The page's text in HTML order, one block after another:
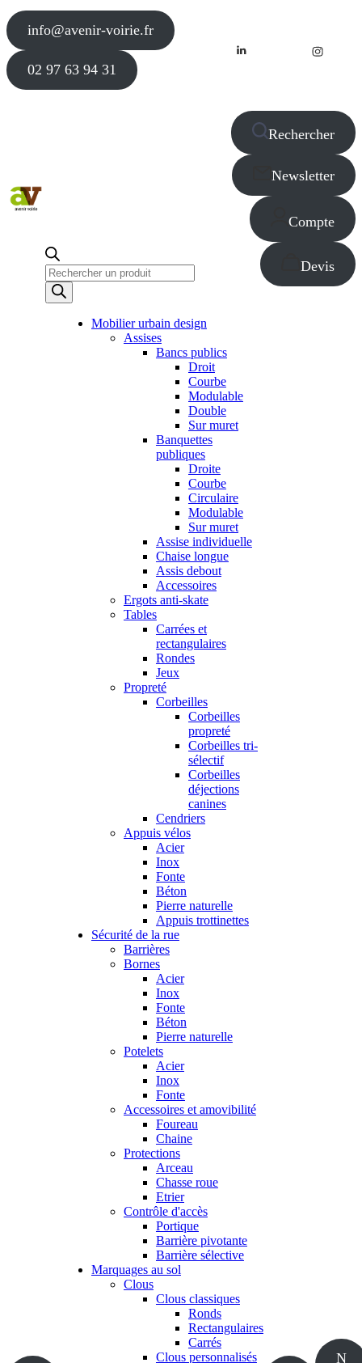
info@avenir-voirie.fr
02 97 63 94 31
Recherche
de
produits
Rechercher
Newsletter
Compte
Devis
Mobilier urbain design
Assises
Bancs publics
Droit
Courbe
Modulable
Double
Sur muret
Banquettes
publiques
Droite
Courbe
Circulaire
Modulable
Sur muret
Assise individuelle
Chaise longue
Assis debout
Accessoires
Ergots anti-skate
Tables
Carrées et
rectangulaires
Rondes
Jeux
Propreté
Corbeilles
Corbeilles
propreté
Corbeilles tri-
sélectif
Corbeilles
déjections
canines
Cendriers
Appuis vélos
Acier
Inox
Fonte
Béton
Pierre naturelle
Appuis trottinettes
Sécurité de la rue
Barrières
Bornes
Acier
Inox
Fonte
Béton
Pierre naturelle
Potelets
Acier
Inox
Fonte
Accessoires et amovibilité
Foureau
Chaine
Protections
Arceau
Chasse roue
Etrier
Contrôle d'accès
Portique
Barrière pivotante
Barrière sélective
Marquages au sol
Clous
Clous classiques
Ronds
Rectangulaires
Carrés
Clous personnalisés
N